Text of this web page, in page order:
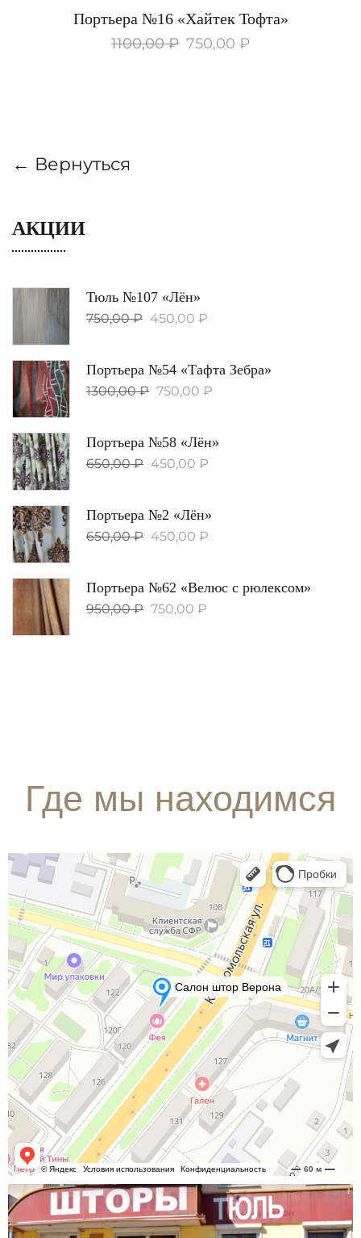
Портьера №16 «Хайтек Тофта»
1100,00₽ 750,00 ₽
← Вернуться
АКЦИИ
Тюль №107 «Лён»
750,00₽ 450,00 ₽
Портьера №54 «Тафта Зебра»
1300,00₽ 750,00 ₽
Портьера №58 «Лён»
650,00₽ 450,00 ₽
Портьера №2 «Лён»
650,00₽ 450,00 ₽
Портьера №62 «Велюс с рюлексом»
950,00₽ 750,00 ₽
Где мы находимся